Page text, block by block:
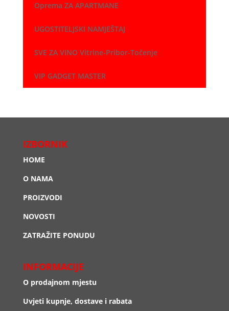
Oprema ZA APARTMANE
UGOSTITELJSKI NAMJEŠTAJ
SVE ZA VINO Vitrine-Pribor-Točenje
VIP GADGET MASTER
IZBORNIK
HOME
O NAMA
PROIZVODI
NOVOSTI
ZATRAŽITE PONUDU
INFORMACIJE
O prodajnom mjestu
Uvjeti kupnje, dostave i rabata